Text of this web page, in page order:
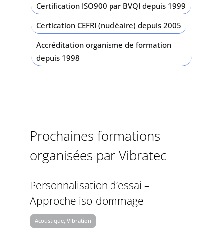
Certification ISO900 par BVQI depuis 1999
Certication CEFRI (nucléaire) depuis 2005
Accréditation organisme de formation
depuis 1998
Prochaines formations
organisées par Vibratec
Personnalisation d’essai –
Approche iso-dommage
Acoustique, Vibration